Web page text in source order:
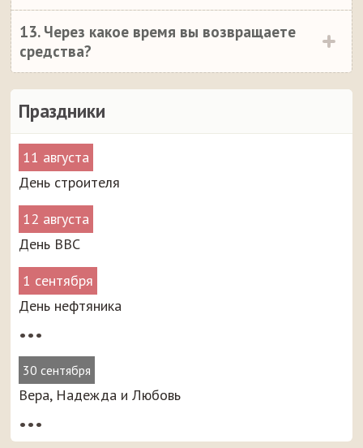
Праздники
11 августа
День строителя
12 августа
День ВВС
1 сентября
День нефтяника
•••
30 сентября
Вера, Надежда и Любовь
•••
13. Через какое время вы возвращаете
средства?